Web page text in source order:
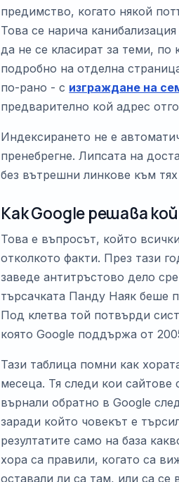
предимство, когато някой
Това се нарича
да не се класират за теми,
подробно на отделна
по-рано - с изграждане на
предварително кой адрес
Индексирането не е
пренебрегне. Липсата на
без вътрешни линкове към
Как Google решава
Това е въпросът, който
отколкото факти. През тази
заведе антитръстово дело
търсачката Панду Наяк беше
Под клетва той потвърди
която Google поддържа от
Тази таблица помни как
месеца. Тя следи кои сайтове
върнали обратно в Google
заради който човекът е
резултатите само на база
хора са правили, когато са
оставали ли са там, или са